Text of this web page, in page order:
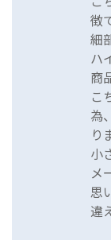
徴
細
ハ
商
こ
為
り
小
メ
思
違